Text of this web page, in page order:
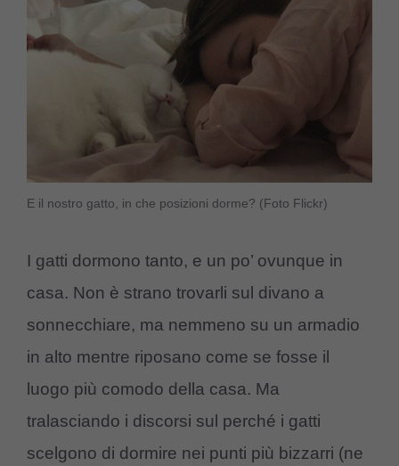
E il nostro gatto, in che posizioni dorme? (Foto Flickr)
I gatti dormono tanto, e un po’ ovunque in
casa. Non è strano trovarli sul divano a
sonnecchiare, ma nemmeno su un armadio
in alto mentre riposano come se fosse il
luogo più comodo della casa. Ma
tralasciando i discorsi sul perché i gatti
scelgono di dormire nei punti più bizzarri (ne